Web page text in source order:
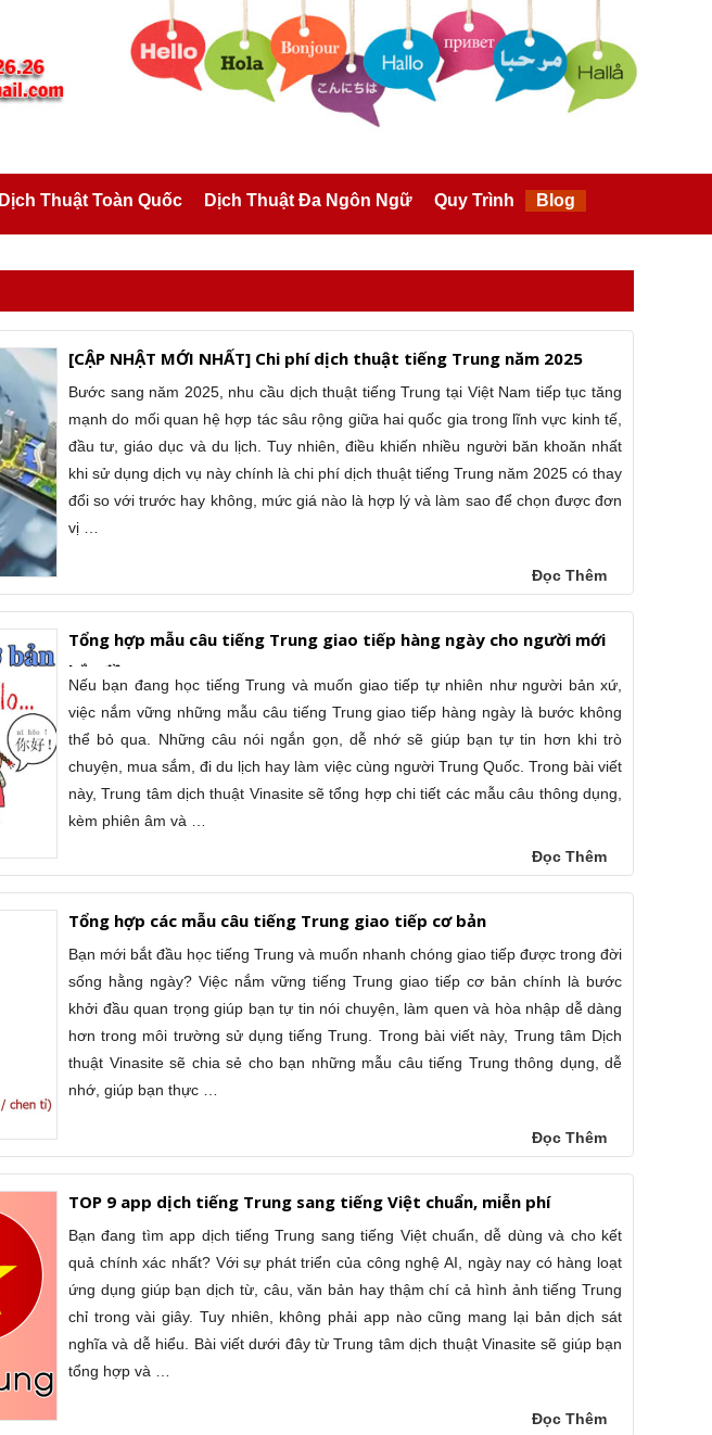
Dịch Thuật Toàn Quốc Dịch Thuật Đa Ngôn Ngữ Quy Trình Blog
[CẬP NHẬT MỚI NHẤT] Chi phí dịch thuật tiếng Trung năm 2025
Bước sang năm 2025, nhu cầu dịch thuật tiếng Trung tại Việt Nam tiếp tục tăng
mạnh do mối quan hệ hợp tác sâu rộng giữa hai quốc gia trong lĩnh vực kinh tế,
đầu tư, giáo dục và du lịch. Tuy nhiên, điều khiến nhiều người băn khoăn nhất
khi sử dụng dịch vụ này chính là chi phí dịch thuật tiếng Trung năm 2025 có thay
đổi so với trước hay không, mức giá nào là hợp lý và làm sao để chọn được đơn
vị …
Đọc Thêm
Tổng hợp mẫu câu tiếng Trung giao tiếp hàng ngày cho người mới
bắt đầu
Nếu bạn đang học tiếng Trung và muốn giao tiếp tự nhiên như người bản xứ,
việc nắm vững những mẫu câu tiếng Trung giao tiếp hàng ngày là bước không
thể bỏ qua. Những câu nói ngắn gọn, dễ nhớ sẽ giúp bạn tự tin hơn khi trò
chuyện, mua sắm, đi du lịch hay làm việc cùng người Trung Quốc. Trong bài viết
này, Trung tâm dịch thuật Vinasite sẽ tổng hợp chi tiết các mẫu câu thông dụng,
kèm phiên âm và …
Đọc Thêm
Tổng hợp các mẫu câu tiếng Trung giao tiếp cơ bản
Bạn mới bắt đầu học tiếng Trung và muốn nhanh chóng giao tiếp được trong đời
sống hằng ngày? Việc nắm vững tiếng Trung giao tiếp cơ bản chính là bước
khởi đầu quan trọng giúp bạn tự tin nói chuyện, làm quen và hòa nhập dễ dàng
hơn trong môi trường sử dụng tiếng Trung. Trong bài viết này, Trung tâm Dịch
thuật Vinasite sẽ chia sẻ cho bạn những mẫu câu tiếng Trung thông dụng, dễ
nhớ, giúp bạn thực …
Đọc Thêm
TOP 9 app dịch tiếng Trung sang tiếng Việt chuẩn, miễn phí
Bạn đang tìm app dịch tiếng Trung sang tiếng Việt chuẩn, dễ dùng và cho kết
quả chính xác nhất? Với sự phát triển của công nghệ AI, ngày nay có hàng loạt
ứng dụng giúp bạn dịch từ, câu, văn bản hay thậm chí cả hình ảnh tiếng Trung
chỉ trong vài giây. Tuy nhiên, không phải app nào cũng mang lại bản dịch sát
nghĩa và dễ hiểu. Bài viết dưới đây từ Trung tâm dịch thuật Vinasite sẽ giúp bạn
tổng hợp và …
Đọc Thêm